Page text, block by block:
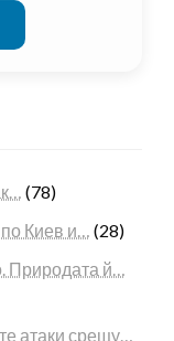
(78)
Киев и… (28)
Природата й…
атаки срещу…